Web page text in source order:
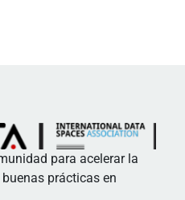
para acelerar la
prácticas en